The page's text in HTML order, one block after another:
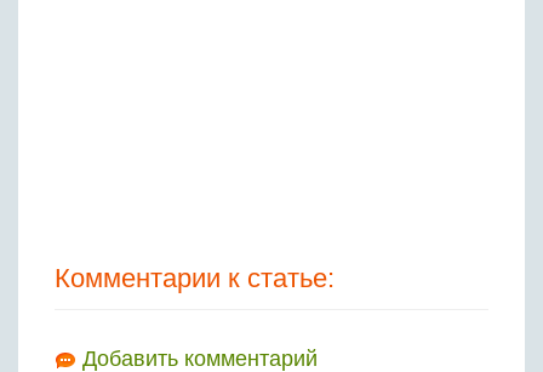
Комментарии к статье:
Добавить комментарий